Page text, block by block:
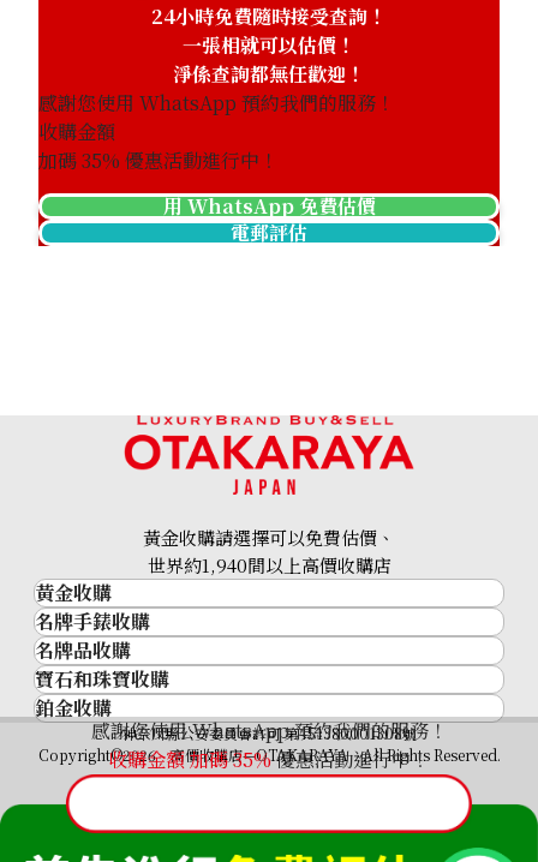
24小時免費隨時接受查詢！
一張相就可以估價！
淨係查詢都無任歡迎！
感謝您使用 WhatsApp 預約我們的服務！
收購金額
加碼35% 優惠活動進行中！
用 WhatsApp 免費估價
電郵評估
感謝您使用 WhatsApp 預約我們的服務！
收購金額 加碼35%優惠活動進行中！
黃金收購請選擇可以免費估價、
世界約1,940間以上高價收購店
黃金收購
黃金･金條
金條
金幣及銀幣
過去十年黃金價格
金飾
金戒指
金頸鍊
名牌手錶收購
名牌手錶收購
勞力士 (Rolex)
Patek Philippe
Audemars Piguet
Vacheron Constantin
A. Lange & Söhne
Breguet
名牌品收購
名牌品收購
HERMES
LOUIS VUITTON
CHANEL
卡地亞（Cartier）
CELINE
寶石和珠寶收購
寶石和珠寶
祖母綠
藍寶石
紅寶石
鉑金收購
神奈川縣公安委員會許可 第451380001308號
Copyright©2026 高價收購店—OTAKARAYA All Rights Reserved.